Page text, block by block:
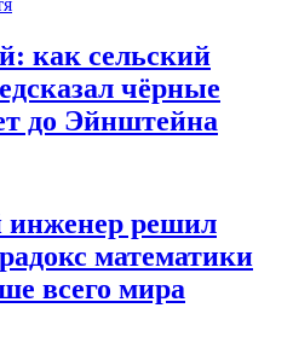
как сельский
чёрные
до Эйнштейна
инженер решил
математики
всего мира